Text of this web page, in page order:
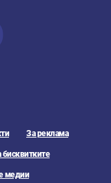
За реклама
бисквитките
медии